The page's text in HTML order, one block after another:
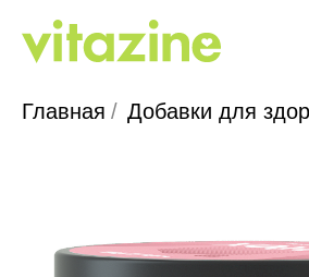
Главная / Добавки для